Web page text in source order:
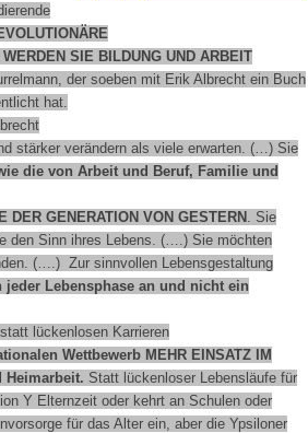
WERDEN SIE BILDUNG UND ARBEIT
der soeben mit Erik Albrecht ein Buch
hat.
stärker verändern als viele erwarten. (…) Sie
die von Arbeit und Beruf, Familie und
DER GENERATION VON GESTERN . Sie
den Sinn ihres Lebens. (….) Sie möchten
(….) Zur sinnvollen Lebensgestaltung
Lebensphase an und nicht ein
lückenlosen Karrieren
Wettbewerb MEHR EINSATZ IM
Heimarbeit. Statt lückenloser Lebensläufe für
Y Elternzeit oder kehrt an Schulen oder
für das Alter ein, aber die Ypsiloner